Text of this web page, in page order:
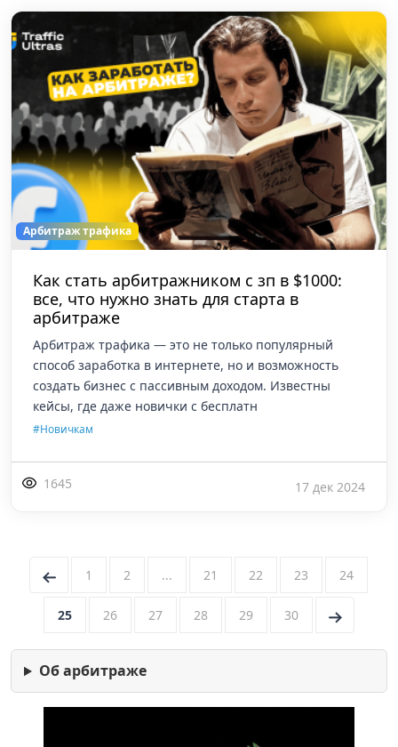
Арбитраж трафика
Как стать арбитражником с зп в $1000:
все, что нужно знать для старта в
арбитраже
Арбитраж трафика — это не только популярный
способ заработка в интернете, но и возможность
создать бизнес с пассивным доходом. Известны
кейсы, где даже новички с бесплатн
#Новичкам
1645 17 дек 2024
← 1 2 ... 21 22 23 24
25 26 27 28 29 30 →
Об арбитраже